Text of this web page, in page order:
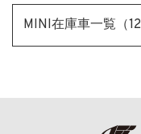
MINI在庫車一覧（